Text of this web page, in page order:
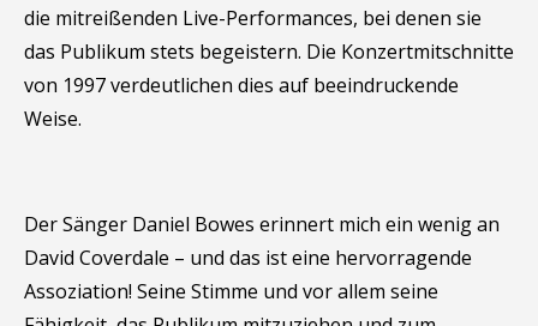
die mitreißenden Live-Performances, bei denen sie
das Publikum stets begeistern. Die Konzertmitschnitte
von 1997 verdeutlichen dies auf beeindruckende
Weise.
Der Sänger Daniel Bowes erinnert mich ein wenig an
David Coverdale – und das ist eine hervorragende
Assoziation! Seine Stimme und vor allem seine